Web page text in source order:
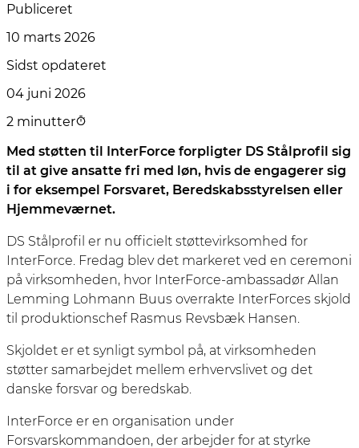
Publiceret
10 marts 2026
Sidst opdateret
04 juni 2026
2 minutter
Med støtten til InterForce forpligter DS Stålprofil sig
til at give ansatte fri med løn, hvis de engagerer sig
i for eksempel Forsvaret, Beredskabsstyrelsen eller
Hjemmeværnet.
DS Stålprofil er nu officielt støttevirksomhed for
InterForce. Fredag blev det markeret ved en ceremoni
på virksomheden, hvor InterForce-ambassadør Allan
Lemming Lohmann Buus overrakte InterForces skjold
til produktionschef Rasmus Revsbæk Hansen.
Skjoldet er et synligt symbol på, at virksomheden
støtter samarbejdet mellem erhvervslivet og det
danske forsvar og beredskab.
InterForce er en organisation under
Forsvarskommandoen, der arbejder for at styrke